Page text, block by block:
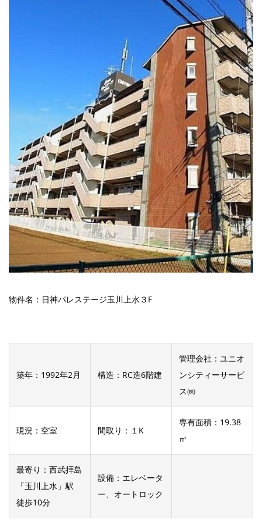
メールでのお問い合わせ
CONTACT
物件名：日神パレステージ玉川上水３F
築年：1992年2月 構造：RC造6階建
管理会社：ユニオ
ンシティーサービ
ス㈱
現況：空室 間取り：１K
専有面積：19.38
㎡
最寄り：西武拝島
「玉川上水」駅
徒歩10分
設備：エレベータ
ー、オートロック